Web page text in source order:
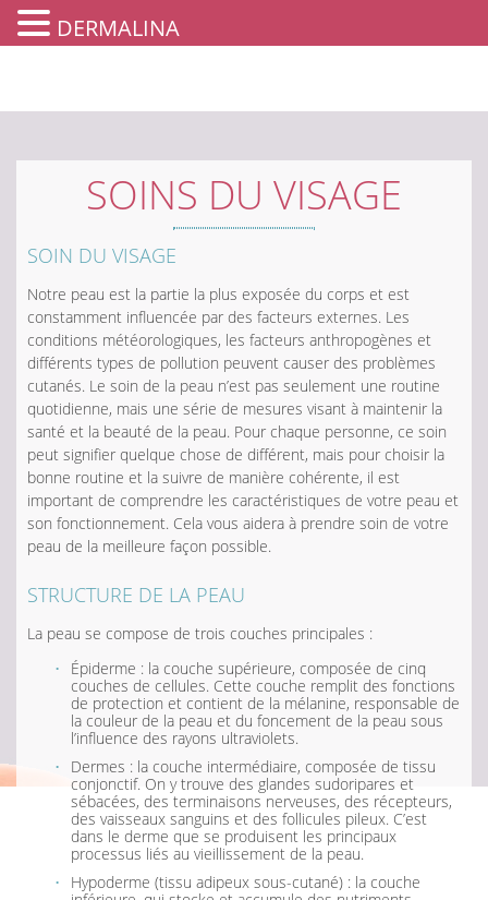
DERMALINA
SOINS DU VISAGE
SOIN DU VISAGE
Notre peau est la partie la plus exposée du corps et est
constamment influencée par des facteurs externes. Les
conditions météorologiques, les facteurs anthropogènes et
différents types de pollution peuvent causer des problèmes
cutanés. Le soin de la peau n’est pas seulement une routine
quotidienne, mais une série de mesures visant à maintenir la
santé et la beauté de la peau. Pour chaque personne, ce soin
peut signifier quelque chose de différent, mais pour choisir la
bonne routine et la suivre de manière cohérente, il est
important de comprendre les caractéristiques de votre peau et
son fonctionnement. Cela vous aidera à prendre soin de votre
peau de la meilleure façon possible.
STRUCTURE DE LA PEAU
La peau se compose de trois couches principales :
Épiderme : la couche supérieure, composée de cinq
couches de cellules. Cette couche remplit des fonctions
de protection et contient de la mélanine, responsable de
la couleur de la peau et du foncement de la peau sous
l’influence des rayons ultraviolets.
Dermes : la couche intermédiaire, composée de tissu
conjonctif. On y trouve des glandes sudoripares et
sébacées, des terminaisons nerveuses, des récepteurs,
des vaisseaux sanguins et des follicules pileux. C’est
dans le derme que se produisent les principaux
processus liés au vieillissement de la peau.
Hypoderme (tissu adipeux sous-cutané) : la couche